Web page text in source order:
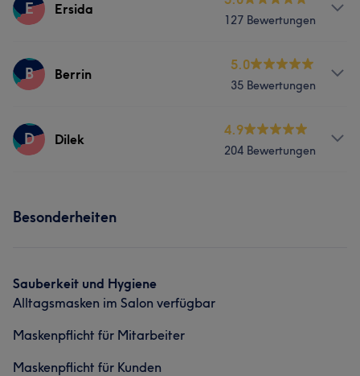
E Ersida
127 Bewertungen
Services
Was unsere Kunden über Ersida sagen
Gründlich 7
B Berrin
5.0
35 Bewertungen
Services
D Dilek
4.9
204 Bewertungen
Was unsere Kunden über Dilek sagen
Kompetent 17
Freundlich 14
Besonderheiten
Sauberkeit und Hygiene
Alltagsmasken im Salon verfügbar
Maskenpflicht für Mitarbeiter
Maskenpflicht für Kunden